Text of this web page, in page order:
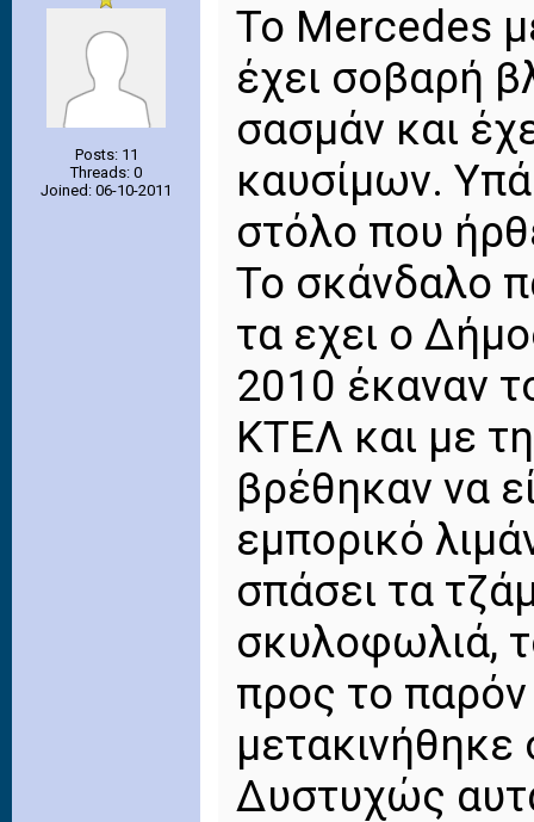
Posts: 11
Threads: 0
Joined: 06-10-2011
Το Mercedes
έχει σοβαρή
σασμάν και
καυσίμων.
στόλο που
Το σκάνδαλο
τα εχει ο
2010 έκαναν
ΚΤΕΛ και με
βρέθηκαν να
εμπορικό
σπάσει τα
σκυλοφωλιά,
προς το
Δυστυχώς